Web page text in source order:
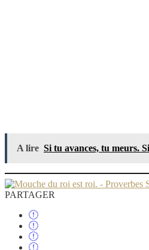
A lire Si tu avances, tu meurs.
PARTAGER